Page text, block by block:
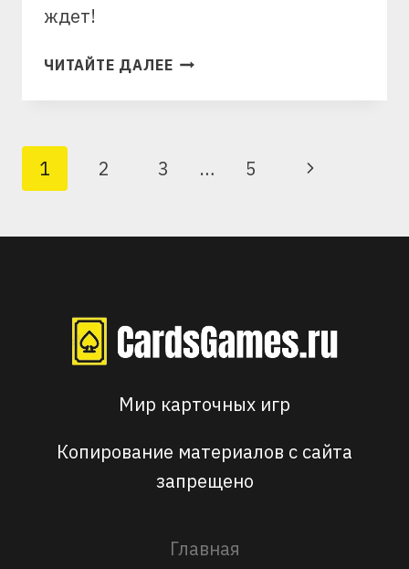
ждет!
ЧИТАЙТЕ ДАЛЕЕБЛЭКДЖЕК
РАЗНЫХ
ИГРАЮТ
НАВИГАЦИЯ
ПО
1 2 3 … 5
Следующая
Мир карточных игр
Копирование материалов с сайта
запрещено
Главная